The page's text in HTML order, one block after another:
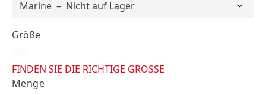
Größe
FINDEN SIE DIE RICHTIGE GRÖSSE
Menge